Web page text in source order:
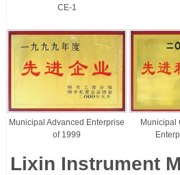
CE-1
Municipal Advanced Enterprise
of 1999
Municipal
Lixin Instrument